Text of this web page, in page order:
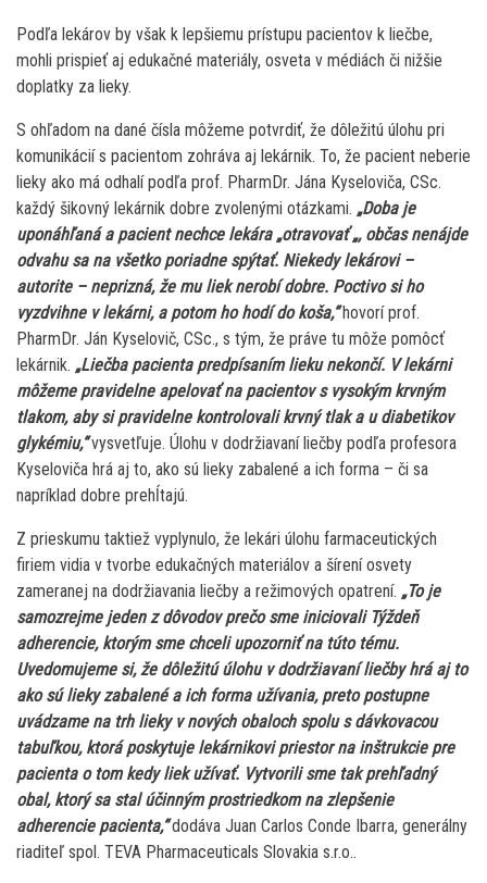
Podľa lekárov by však k lepšiemu prístupu pacientov k liečbe,
mohli prispieť aj edukačné materiály, osveta v médiách či nižšie
doplatky za lieky.
S ohľadom na dané čísla môžeme potvrdiť, že dôležitú úlohu pri
komunikácií s pacientom zohráva aj lekárnik. To, že pacient neberie
lieky ako má odhalí podľa prof. PharmDr. Jána Kyseloviča, CSc.
každý šikovný lekárnik dobre zvolenými otázkami. „Doba je
uponáhľaná a pacient nechce lekára „otravovať „, občas nenájde
odvahu sa na všetko poriadne spýtať. Niekedy lekárovi –
autorite – neprizná, že mu liek nerobí dobre. Poctivo si ho
vyzdvihne v lekárni, a potom ho hodí do koša,“hovorí prof.
PharmDr. Ján Kyselovič, CSc., s tým, že práve tu môže pomôcť
lekárnik. „Liečba pacienta predpísaním lieku nekončí. V lekárni
môžeme pravidelne apelovať na pacientov s vysokým krvným
tlakom, aby si pravidelne kontrolovali krvný tlak a u diabetikov
glykémiu,“vysvetľuje. Úlohu v dodržiavaní liečby podľa profesora
Kyseloviča hrá aj to, ako sú lieky zabalené a ich forma – či sa
napríklad dobre prehĺtajú.
Z prieskumu taktiež vyplynulo, že lekári úlohu farmaceutických
firiem vidia v tvorbe edukačných materiálov a šírení osvety
zameranej na dodržiavania liečby a režimových opatrení. „To je
samozrejme jeden z dôvodov prečo sme iniciovali Týždeň
adherencie, ktorým sme chceli upozorniť na túto tému.
Uvedomujeme si, že dôležitú úlohu v dodržiavaní liečby hrá aj to
ako sú lieky zabalené a ich forma užívania, preto postupne
uvádzame na trh lieky v nových obaloch spolu s dávkovacou
tabuľkou, ktorá poskytuje lekárnikovi priestor na inštrukcie pre
pacienta o tom kedy liek užívať. Vytvorili sme tak prehľadný
obal, ktorý sa stal účinným prostriedkom na zlepšenie
adherencie pacienta,“ dodáva Juan Carlos Conde Ibarra, generálny
riaditeľ spol. TEVA Pharmaceuticals Slovakia s.r.o..